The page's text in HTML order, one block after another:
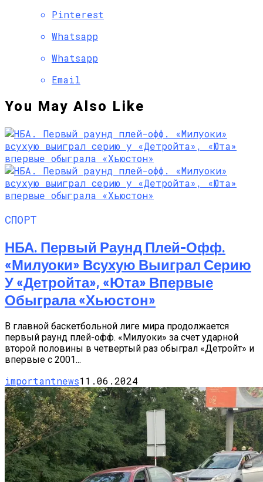
Pinterest
Whatsapp
Whatsapp
Email
You May Also Like
СПОРТ
НБА. Первый Раунд Плей-Офф.
«Милуоки» Всухую Выиграл Серию
У «Детройта», «Юта» Впервые
Обыграла «Хьюстон»
В главной баскетбольной лиге мира продолжается
первый раунд плей-офф. «Милуоки» за счет ударной
второй половины в четвертый раз обыграл «Детройт» и
впервые с 2001...
importantnews11.06.2024